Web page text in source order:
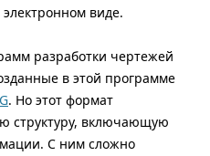
виде.
разработки чертежей
в этой программе
. Но этот формат
структуру, включающую
С ним сложно